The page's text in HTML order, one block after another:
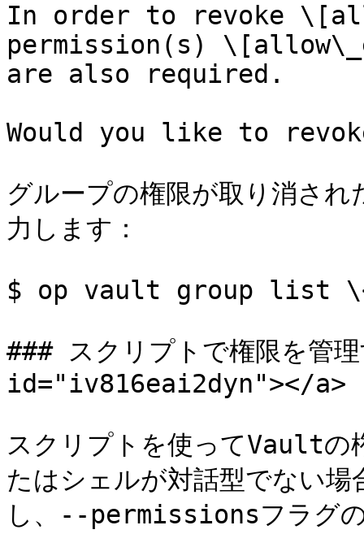
In order to revoke
permission(s)
are also required.
Would you like to
グループの権限が取り消さ
力します：
$ op vault group list
### スクリプトで権限を
id="iv816eai2dyn"></a>
スクリプトを使ってVaultの
たはシェルが対話型でない
し、--permissionsフラグの